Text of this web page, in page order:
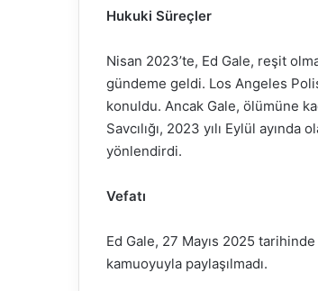
Hukuki Süreçler
Nisan 2023’te, Ed Gale, reşit
gündeme geldi. Los Angeles
konuldu. Ancak Gale, ölümüne
Savcılığı, 2023 yılı Eylül ayında
yönlendirdi.
Vefatı
Ed Gale, 27 Mayıs 2025
kamuoyuyla paylaşılmadı.